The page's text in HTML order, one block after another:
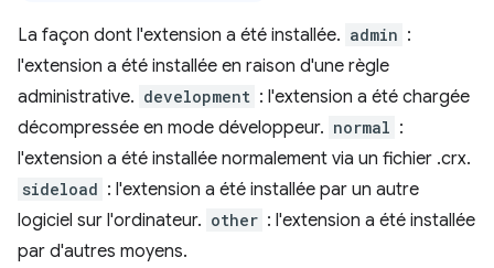
La façon dont l'extension a été installée. admin :
l'extension a été installée en raison d'une règle
administrative. development : l'extension a été chargée
décompressée en mode développeur. normal :
l'extension a été installée normalement via un fichier .crx.
sideload : l'extension a été installée par un autre
logiciel sur l'ordinateur. other : l'extension a été installée
par d'autres moyens.